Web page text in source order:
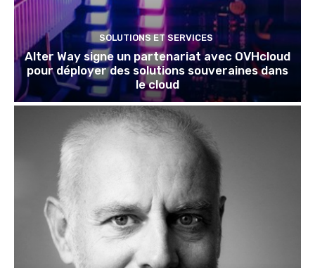
SOLUTIONS ET SERVICES
Alter Way signe un partenariat avec OVHcloud
pour déployer des solutions souveraines dans
le cloud